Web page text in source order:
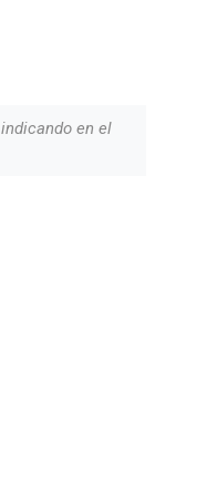
indicando en el